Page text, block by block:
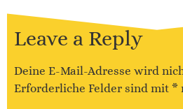
Leave a Reply
Deine E-Mail-Adresse wird
Erforderliche Felder sind mit *